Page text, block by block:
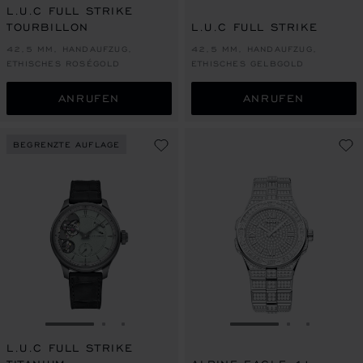
L.U.C FULL STRIKE
TOURBILLON
42,5 MM, HANDAUFZUG,
ETHISCHES ROSÉGOLD
ANRUFEN
L.U.C FULL STRIKE
42,5 MM, HANDAUFZUG,
ETHISCHES GELBGOLD
ANRUFEN
BEGRENZTE AUFLAGE
ZUR FOLIE GEHEN 1
ZUR FOLIE GEHEN 2
ZUR FOLIE GEHEN 3
L.U.C FULL STRIKE
ZUR FOLIE